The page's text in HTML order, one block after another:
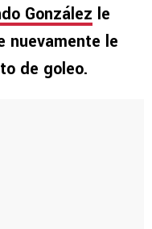
González le
nuevamente le
de goleo.